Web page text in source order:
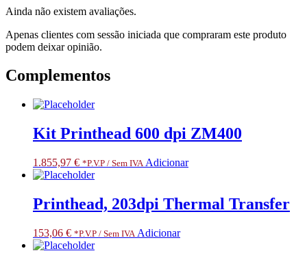
Ainda não existem avaliações.
Apenas clientes com sessão iniciada que compraram este produto
podem deixar opinião.
Complementos
Kit Printhead 600 dpi ZM400
1.855,97 € *P.V.P / Sem IVA Adicionar
Printhead, 203dpi Thermal Transfer
153,06 € *P.V.P / Sem IVA Adicionar